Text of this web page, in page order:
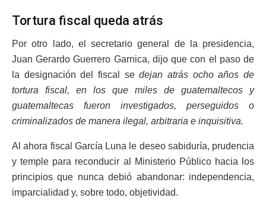
Tortura fiscal queda atrás
Por otro lado, el secretario general de la presidencia,
Juan Gerardo Guerrero Garnica, dijo que con el paso de
la designación del fiscal sedejan atrás ocho años de
tortura fiscal, en los que miles de guatemaltecos y
guatemaltecas fueron investigados, perseguidos o
criminalizados de manera ilegal, arbitraria e inquisitiva.
Al ahora fiscal García Luna le deseo sabiduría, prudencia
y temple para reconducir al Ministerio Público hacia los
principios que nunca debió abandonar: independencia,
imparcialidad y, sobre todo, objetividad.